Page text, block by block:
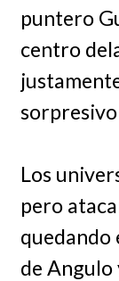
puntero
centro
Los
pero
quedando
de